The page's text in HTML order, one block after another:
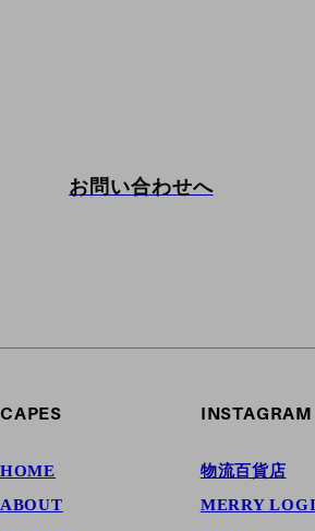
お問い合わせへ
CAPES
HOME
ABOUT
INSTAGRAM
物流百貨店
MERRY